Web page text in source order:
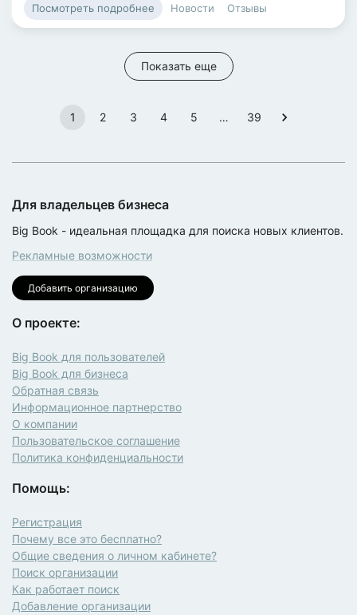
Посмотреть подробнее Новости Отзывы
Показать еще
1 2 3 4 5 … 39
Для владельцев бизнеса
Big Book - идеальная площадка для поиска новых клиентов.
Рекламные возможности
Добавить организацию
О проекте:
Big Book для пользователей
Big Book для бизнеса
Обратная связь
Информационное партнерство
О компании
Пользовательское соглашение
Политика конфиденциальности
Помощь:
Регистрация
Почему все это бесплатно?
Общие сведения о личном кабинете?
Поиск организации
Как работает поиск
Добавление организации